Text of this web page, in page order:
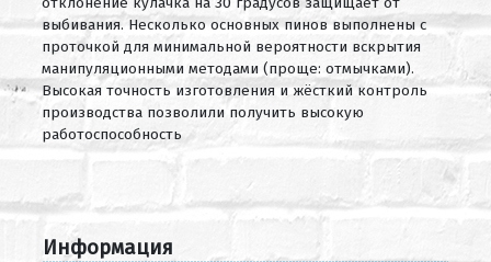
выбивания. Несколько основных пинов выполнены с
проточкой для минимальной вероятности вскрытия
манипуляционными методами (проще: отмычками).
Высокая точность изготовления и жёсткий контроль
производства позволили получить высокую
работоспособность
Информация